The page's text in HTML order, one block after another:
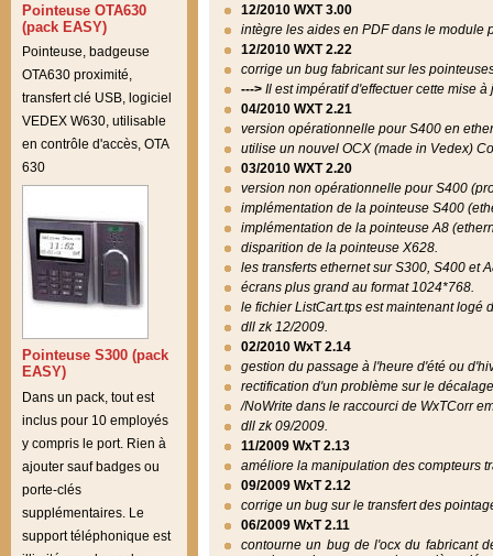
Pointeuse OTA630
(pack EASY)
Pointeuse, badgeuse
OTA630 proximité,
transfert clé USB, logiciel
VEDEX W630, utilisable
en contrôle d'accès, OTA
630
Pointeuse S300 (pack
EASY)
Dans un pack, tout est
inclus pour 10 employés
y compris le port. Rien à
ajouter sauf badges ou
porte-clés
supplémentaires. Le
support téléphonique est
12/2010 WXT 3.00
intègre les aides en PDF dans le module
12/2010 WXT 2.22
corrige un bug fabricant sur les
---> Il est impératif d'effectuer cette mise
04/2010 WXT 2.21
version opérationnelle pour S400 en
utilise un nouvel OCX (made in Vedex)
03/2010 WXT 2.20
version non opérationnelle pour S400
implémentation de la pointeuse S400
implémentation de la pointeuse A8
disparition de la pointeuse X628.
les transferts ethernet sur S300, S400 et
écrans plus grand au format 1024*768.
le fichier ListCart.tps est maintenant logé
dll zk 12/2009.
02/2010 WxT 2.14
gestion du passage à l'heure d'été ou
rectification d'un problème sur le
/NoWrite dans le raccourci de WxTCorr
dll zk 09/2009.
11/2009 WxT 2.13
améliore la manipulation des compteurs
09/2009 WxT 2.12
corrige un bug sur le transfert des
06/2009 WxT 2.11
contourne un bug de l'ocx du fabricant